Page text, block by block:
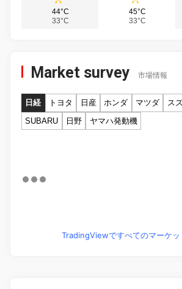
44°C
33°C
45°C
33°C
Market survey 市場情報
日経 トヨタ 日産 ホンダ マツダ ス
SUBARU
日野 ヤマハ発動機
TradingViewですべてのマーケッ